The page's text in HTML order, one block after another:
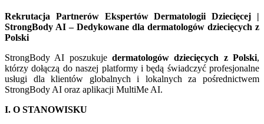
Rekrutacja Partnerów Ekspertów Dermatologii Dziecięcej |
StrongBody AI – Dedykowane dla dermatologów dziecięcych z
Polski
StrongBody AI poszukuje dermatologów dziecięcych z Polski,
którzy dołączą do naszej platformy i będą świadczyć profesjonalne
usługi dla klientów globalnych i lokalnych za pośrednictwem
StrongBody AI oraz aplikacji MultiMe AI.
I. O STANOWISKU